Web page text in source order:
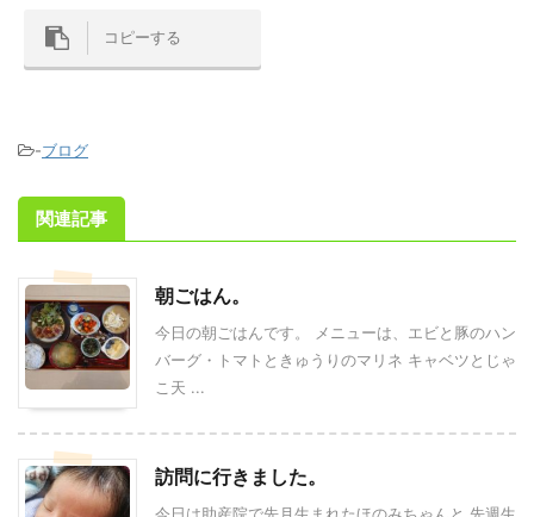
コピーする
-ブログ
関連記事
朝ごはん。
今日の朝ごはんです。 メニューは、エビと豚のハン
バーグ・トマトときゅうりのマリネ キャベツとじゃ
こ天 ...
訪問に行きました。
今日は助産院で先月生まれたほのみちゃんと 先週生